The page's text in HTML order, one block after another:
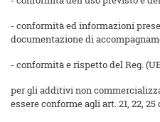
- conformità ed informazioni
documentazione di
- conformità e rispetto del Reg.
per gli additivi non
essere conforme agli art. 21, 22, 25